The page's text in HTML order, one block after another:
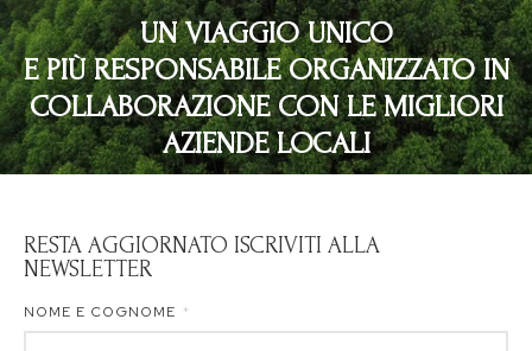
UN VIAGGIO UNICO
E PIÙ RESPONSABILE ORGANIZZATO IN
COLLABORAZIONE CON LE MIGLIORI
AZIENDE LOCALI
RESTA AGGIORNATO ISCRIVITI ALLA
NEWSLETTER
NOME E COGNOME